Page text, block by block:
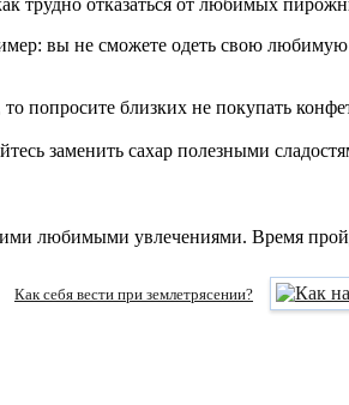
вы не сможете одеть свою
попросите близких не покупать
заменить сахар полезными
любимыми увлечениями. Время
Как себя вести при землетрясении?